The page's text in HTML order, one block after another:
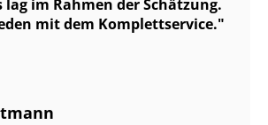
lag im Rahmen der Schätzung.
mit dem Komplettservice.